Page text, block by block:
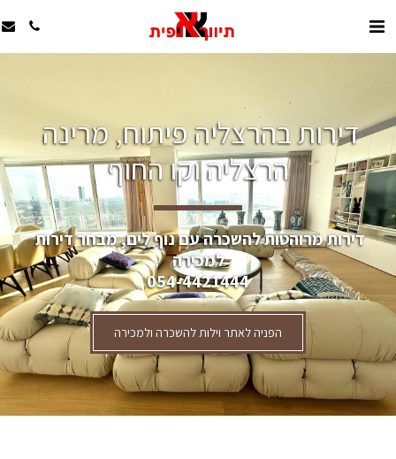
דירות בהרצליה פיתוח, מרינה
הרצליה וקו החוף
דירות מרוהטות להשכרה עם נוף לים, מבחר דירות
למכירה
054-4421444
הפניה לאתר וילות להשכרה ולמכירה